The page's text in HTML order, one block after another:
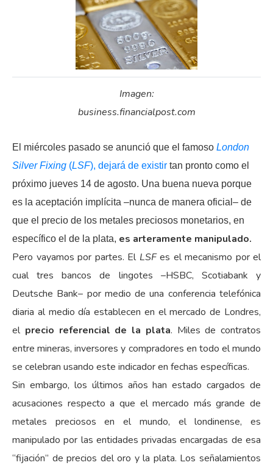
Imagen:
business.financialpost.com
El miércoles pasado se anunció que el famoso London
Silver Fixing (LSF), dejará de existir tan pronto como el
próximo jueves 14 de agosto. Una buena nueva porque
es la aceptación implícita –nunca de manera oficial– de
que el precio de los metales preciosos monetarios, en
específico el de la plata, es arteramente manipulado.
Pero vayamos por partes. El LSFes el mecanismo por el
cual tres bancos de lingotes –HSBC, Scotiabank y
Deutsche Bank– por medio de una conferencia telefónica
diaria al medio día establecen en el mercado de Londres,
el precio referencial de la plata. Miles de contratos
entre mineras, inversores y compradores en todo el mundo
se celebran usando este indicador en fechas específicas.
Sin embargo, los últimos años han estado cargados de
acusaciones respecto a que el mercado más grande de
metales preciosos en el mundo, el londinense, es
manipulado por las entidades privadas encargadas de esa
“fijación” de precios del oro y la plata. Los señalamientos